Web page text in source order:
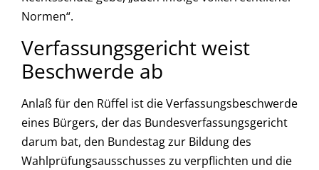
Normen“.
Verfassungsgericht weist
Beschwerde ab
Anlaß für den Rüffel ist die Verfassungsbeschwerde
eines Bürgers, der das Bundesverfassungsgericht
darum bat, den Bundestag zur Bildung des
Wahlprüfungsausschusses zu verpflichten und die